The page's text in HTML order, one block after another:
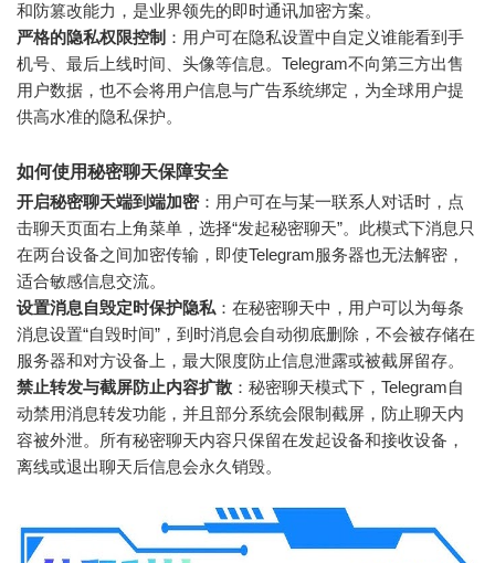
和防篡改能力，是业界领先的即时通讯加密方案。
严格的隐私权限控制 ：用户可在隐私设置中自定义谁能看到手
机号、最后上线时间、头像等信息。Telegram不向第三方出售
用户数据，也不会将用户信息与广告系统绑定，为全球用户提
供高水准的隐私保护。
如何使用秘密聊天保障安全
开启秘密聊天端到端加密：用户可在与某一联系人对话时，点
击聊天页面右上角菜单，选择“发起秘密聊天”。此模式下消息只
在两台设备之间加密传输，即使Telegram服务器也无法解密，
适合敏感信息交流。
设置消息自毁定时保护隐私 ：在秘密聊天中，用户可以为每条
消息设置“自毁时间”，到时消息会自动彻底删除，不会被存储在
服务器和对方设备上，最大限度防止信息泄露或被截屏留存。
禁止转发与截屏防止内容扩散 ：秘密聊天模式下，Telegram自
动禁用消息转发功能，并且部分系统会限制截屏，防止聊天内
容被外泄。所有秘密聊天内容只保留在发起设备和接收设备，
离线或退出聊天后信息会永久销毁。